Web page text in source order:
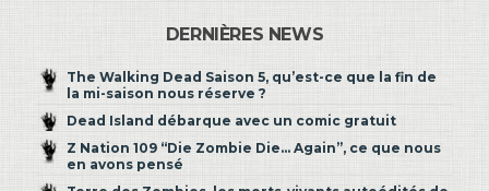
DERNIÈRES NEWS
The Walking Dead Saison 5, qu’est-ce que la fin de
la mi-saison nous réserve ?
Dead Island débarque avec un comic gratuit
Z Nation 109 “Die Zombie Die… Again”, ce que nous
en avons pensé